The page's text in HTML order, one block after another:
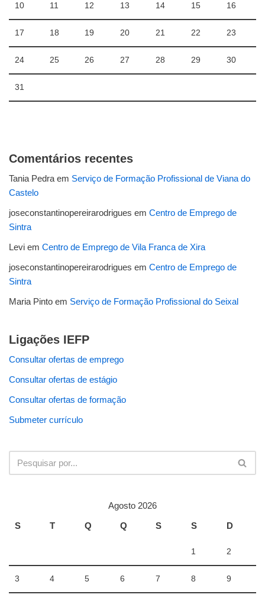
10 11 12 13 14 15 16
17 18 19 20 21 22 23
24 25 26 27 28 29 30
31
Comentários recentes
Tania Pedra em Serviço de Formação Profissional de Viana do
Castelo
joseconstantinopereirarodrigues em Centro de Emprego de
Sintra
Levi em Centro de Emprego de Vila Franca de Xira
joseconstantinopereirarodrigues em Centro de Emprego de
Sintra
Maria Pinto em Serviço de Formação Profissional do Seixal
Ligações IEFP
Consultar ofertas de emprego
Consultar ofertas de estágio
Consultar ofertas de formação
Submeter currículo
Agosto 2026
S
T Q Q S S D
1 2
3 4 5 6 7 8 9